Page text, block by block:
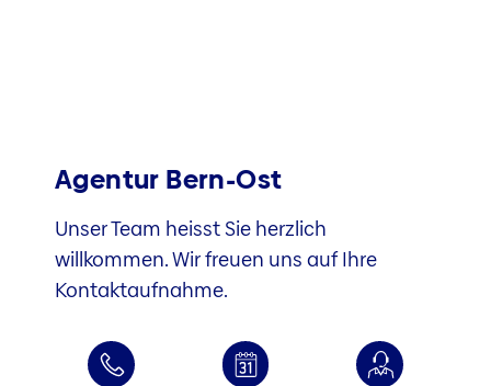
Agentur Bern-Ost
Unser Team heisst Sie herzlich
willkommen. Wir freuen uns auf Ihre
Kontaktaufnahme.